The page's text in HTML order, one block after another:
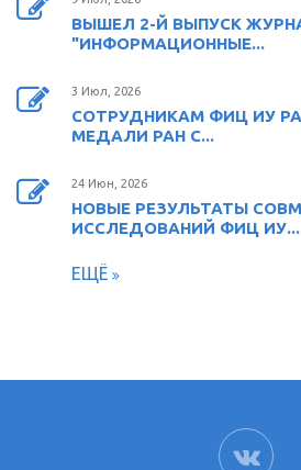
ВЫШЕЛ 2-Й ВЫПУСК
"ИНФОРМАЦИОННЫЕ...
3 Июл, 2026
СОТРУДНИКАМ ФИЦ ИУ
МЕДАЛИ РАН С...
24 Июн, 2026
НОВЫЕ РЕЗУЛЬТАТЫ
ИССЛЕДОВАНИЙ ФИЦ ИУ...
ЕЩЁ
ВК